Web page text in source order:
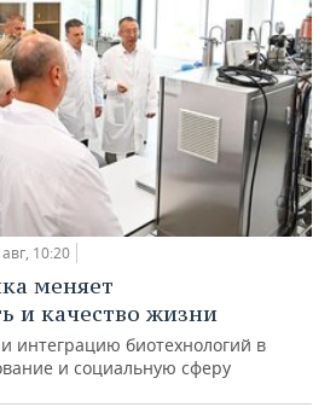
10:20
меняет
и качество жизни
интеграцию биотехнологий в
и социальную сферу